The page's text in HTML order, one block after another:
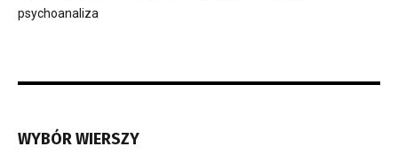
psychoanaliza
WYBÓR WIERSZY